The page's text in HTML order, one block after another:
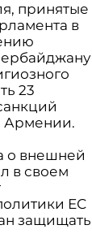
принятые
в
23
Армении.
о внешней
в своем
ЕС
защищать